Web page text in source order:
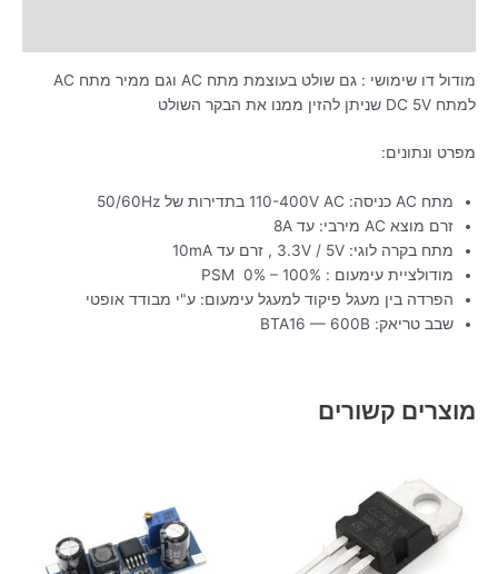
מודול דו שימושי : גם שולט בעוצמת מתח AC וגם ממיר מתח AC
למתח DC 5V שניתן להזין ממנו את הבקר השולט
מפרט ונתונים:
מתח AC כניסה: 110-400V AC בתדירות של 50/60Hz
זרם מוצא AC מירבי: עד 8A
מתח בקרה לוגי: 3.3V / 5V , זרם עד 10mA
מודולציית עימעום : PSM 0% – 100%
הפרדה בין מעגל פיקוד למעגל עימעום: ע"י מבודד אופטי
שבב טריאק: BTA16 — 600B
מוצרים קשורים